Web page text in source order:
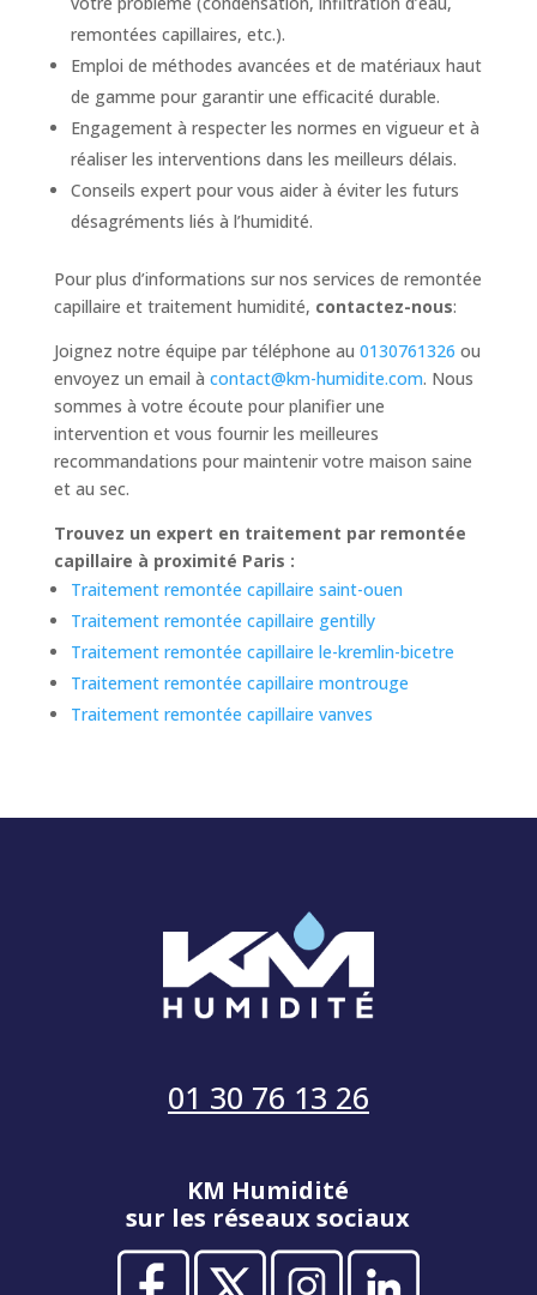
remontées capillaires, etc.).
Emploi de méthodes avancées et de matériaux haut
de gamme pour garantir une efficacité durable.
Engagement à respecter les normes en vigueur et à
réaliser les interventions dans les meilleurs délais.
Conseils expert pour vous aider à éviter les futurs
désagréments liés à l’humidité.
Pour plus d’informations sur nos services de remontée
capillaire et traitement humidité, contactez-nous:
Joignez notre équipe par téléphone au 0130761326 ou
envoyez un email à contact@km-humidite.com. Nous
sommes à votre écoute pour planifier une
intervention et vous fournir les meilleures
recommandations pour maintenir votre maison saine
et au sec.
Trouvez un expert en traitement par remontée
capillaire à proximité Paris :
Traitement remontée capillaire saint-ouen
Traitement remontée capillaire gentilly
Traitement remontée capillaire le-kremlin-bicetre
Traitement remontée capillaire montrouge
Traitement remontée capillaire vanves
01 30 76 13 26
KM Humidité
sur les réseaux sociaux